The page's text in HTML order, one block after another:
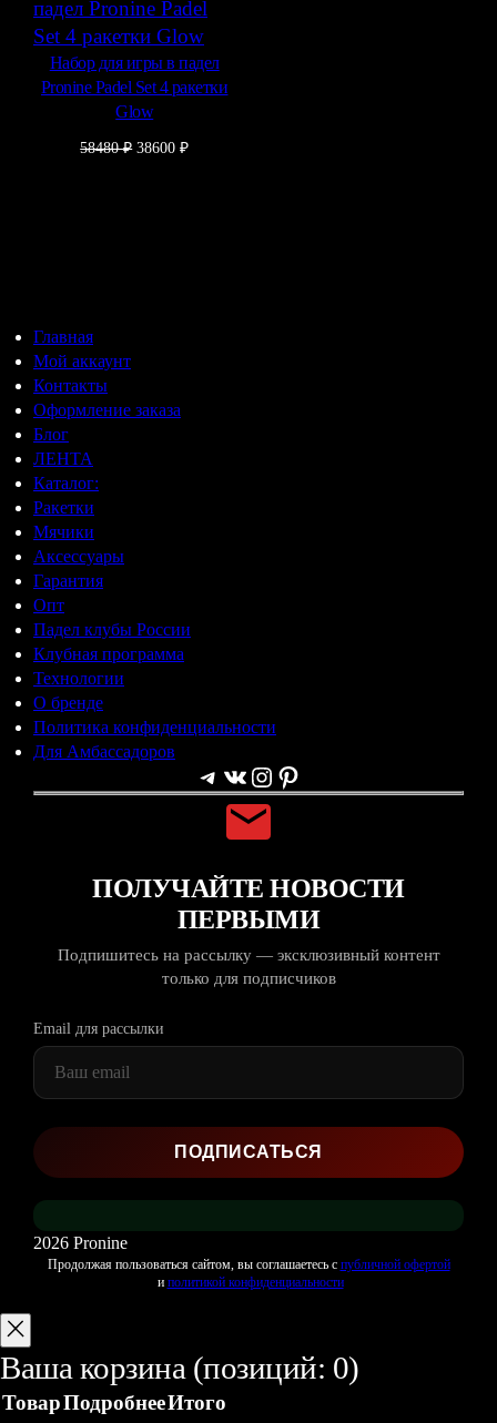
Набор для игры в падел
Pronine Padel Set 4 ракетки
Glow
58480₽ Первоначальная
38600₽Текущая
Главная
Мой аккаунт
Контакты
Оформление заказа
Блог
ЛЕНТА
Каталог:
Ракетки
Мячики
Аксессуары
Гарантия
Опт
Падел клубы России
Клубная программа
Технологии
О бренде
Политика конфиденциальности
Для Амбассадоров
Telegram ВКонтакте Instagram Pinterest
ПОЛУЧАЙТЕ НОВОСТИ
ПЕРВЫМИ
Подпишитесь на рассылку — эксклюзивный контент
только для подписчиков
Email для рассылки
2026 Pronine
Продолжая пользоваться сайтом, вы соглашаетесь с публичной офертой
и политикой конфиденциальности
Ваша корзина (позиций: 0)
ТоварПодробнееИтого